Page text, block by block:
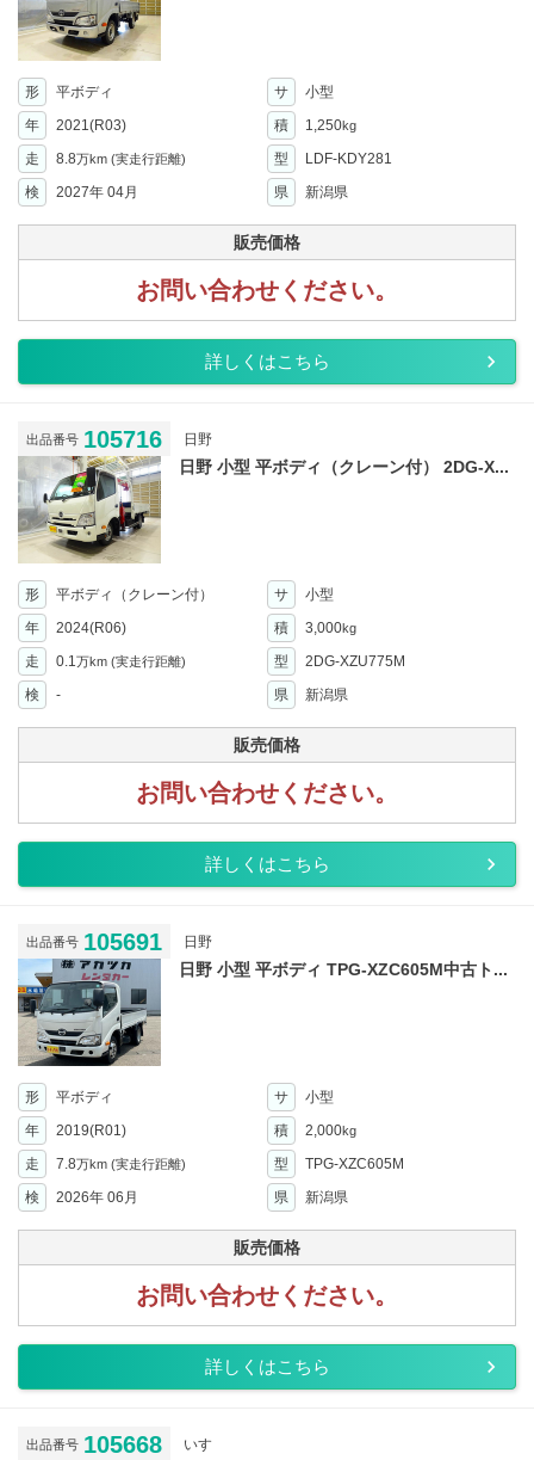
形 平ボディ サ
小型
年
2021(R03) 積 1,250kg
走 8.8万km (実走行距離) 型
LDF-KDY281
検
2027年 04月 県 新潟県
販売価格
お問い合わせください。
詳しくはこちら
出品番号 105716 日野
日野 小型 平ボディ（クレーン付） 2DG-X...
形 平ボディ（クレーン付） サ
小型
年
2024(R06) 積 3,000kg
走 0.1万km (実走行距離) 型
2DG-XZU775M
検
- 県 新潟県
販売価格
お問い合わせください。
詳しくはこちら
出品番号 105691 日野
日野 小型 平ボディ TPG-XZC605M中古ト...
形 平ボディ サ
小型
年
2019(R01) 積 2,000kg
走 7.8万km (実走行距離) 型
TPG-XZC605M
検
2026年 06月 県 新潟県
販売価格
お問い合わせください。
詳しくはこちら
出品番号 105668 いすゞ